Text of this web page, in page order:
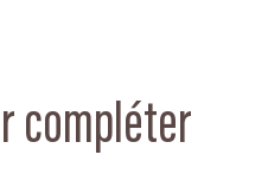
compléter